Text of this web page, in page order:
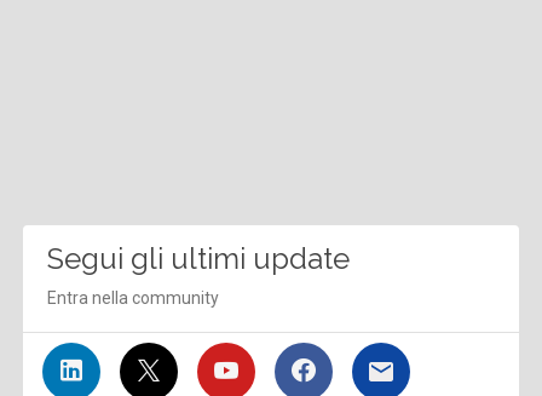
Segui gli ultimi update
Entra nella community